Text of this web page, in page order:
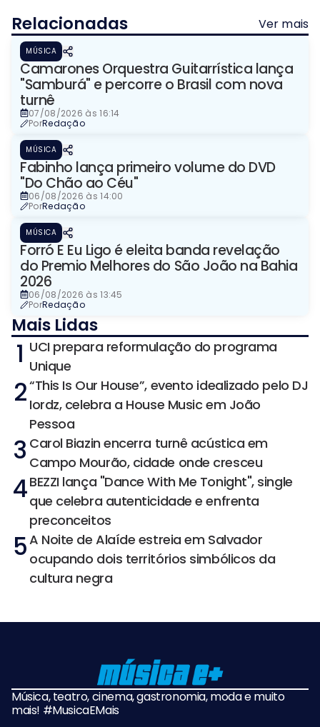
Relacionadas Ver mais
MÚSICA
Camarones Orquestra Guitarrística lança
"Samburá" e percorre o Brasil com nova
turnê
07/08/2026 às 16:14
PorRedação
MÚSICA
Fabinho lança primeiro volume do DVD
"Do Chão ao Céu"
06/08/2026 às 14:00
PorRedação
MÚSICA
Forró E Eu Ligo é eleita banda revelação
do Premio Melhores do São João na Bahia
2026
06/08/2026 às 13:45
PorRedação
Mais Lidas
1 UCI prepara reformulação do programa
Unique
2“This Is Our House”, evento idealizado pelo DJ
Iordz, celebra a House Music em João
Pessoa
3 Carol Biazin encerra turnê acústica em
Campo Mourão, cidade onde cresceu
4BEZZI lança "Dance With Me Tonight", single
que celebra autenticidade e enfrenta
preconceitos
5A Noite de Alaíde estreia em Salvador
ocupando dois territórios simbólicos da
cultura negra
Música, teatro, cinema, gastronomia, moda e muito
mais! #MusicaEMais